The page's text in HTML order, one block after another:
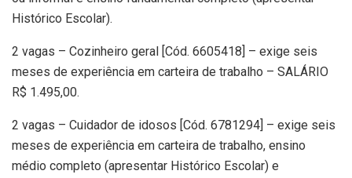
Histórico Escolar).
2 vagas – Cozinheiro geral [Cód. 6605418] – exige seis
meses de experiência em carteira de trabalho – SALÁRIO
R$ 1.495,00.
2 vagas – Cuidador de idosos [Cód. 6781294] – exige seis
meses de experiência em carteira de trabalho, ensino
médio completo (apresentar Histórico Escolar) e